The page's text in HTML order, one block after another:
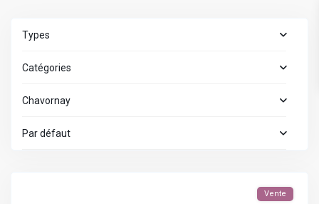
Types
Catégories
Chavornay
Par défaut
Vente